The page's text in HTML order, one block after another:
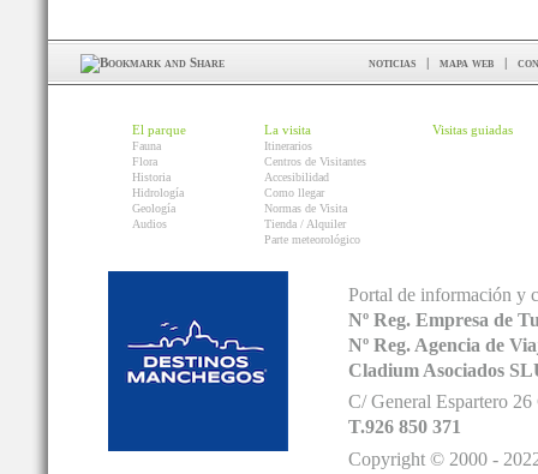
noticias | mapa web |
El parque
Fauna
Flora
Historia
Hidrología
Geología
Audios
La visita
Itinerarios
Centros de Visitantes
Accesibilidad
Como llegar
Normas de Visita
Tienda / Alquiler
Parte meteorológico
Visitas guiadas
Portal de información y
Nº Reg. Empresa de
Nº Reg. Agencia de
Cladium Asociados
C/ General Espartero
T.926 850 371
Copyright © 2000 -